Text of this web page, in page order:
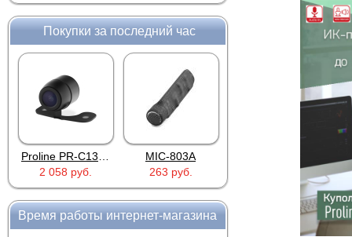
Покупки за последний час
2 058 руб.
MIC-803A
263 руб.
Время работы интернет-магазина